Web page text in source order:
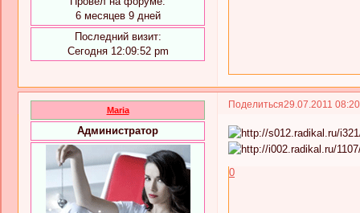
6 месяцев 9 дней
Последний визит:
Сегодня 12:09:52 pm
Поделиться29.07.2011
Maria
Администратор
0